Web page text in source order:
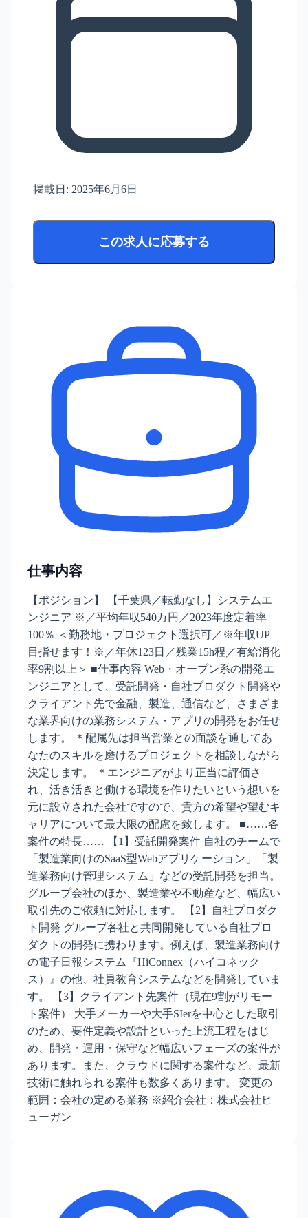
掲載日: 2025年6月6日
この求人に応募する
仕事内容
【ポジション】 【千葉県／転勤なし】システムエ
ンジニア ※／平均年収540万円／2023年度定着率
100％ ＜勤務地・プロジェクト選択可／※年収UP
目指せます！※／年休123日／残業15h程／有給消化
率9割以上＞ ■仕事内容 Web・オープン系の開発エ
ンジニアとして、受託開発・自社プロダクト開発や
クライアント先で金融、製造、通信など、さまざま
な業界向けの業務システム・アプリの開発をお任せ
します。 ＊配属先は担当営業との面談を通してあ
なたのスキルを磨けるプロジェクトを相談しながら
決定します。 ＊エンジニアがより正当に評価さ
れ、活き活きと働ける環境を作りたいという想いを
元に設立された会社ですので、貴方の希望や望むキ
ャリアについて最大限の配慮を致します。 ■……各
案件の特長…… 【1】受託開発案件 自社のチームで
「製造業向けのSaaS型Webアプリケーション」「製
造業務向け管理システム」などの受託開発を担当。
グループ会社のほか、製造業や不動産など、幅広い
取引先のご依頼に対応します。 【2】自社プロダク
ト開発 グループ各社と共同開発している自社プロ
ダクトの開発に携わります。例えば、製造業務向け
の電子日報システム『HiConnex（ハイコネック
ス）』の他、社員教育システムなどを開発していま
す。 【3】クライアント先案件（現在9割がリモー
ト案件） 大手メーカーや大手SIerを中心とした取引
のため、要件定義や設計といった上流工程をはじ
め、開発・運用・保守など幅広いフェーズの案件が
あります。また、クラウドに関する案件など、最新
技術に触れられる案件も数多くあります。 変更の
範囲：会社の定める業務 ※紹介会社：株式会社ヒ
ューガン